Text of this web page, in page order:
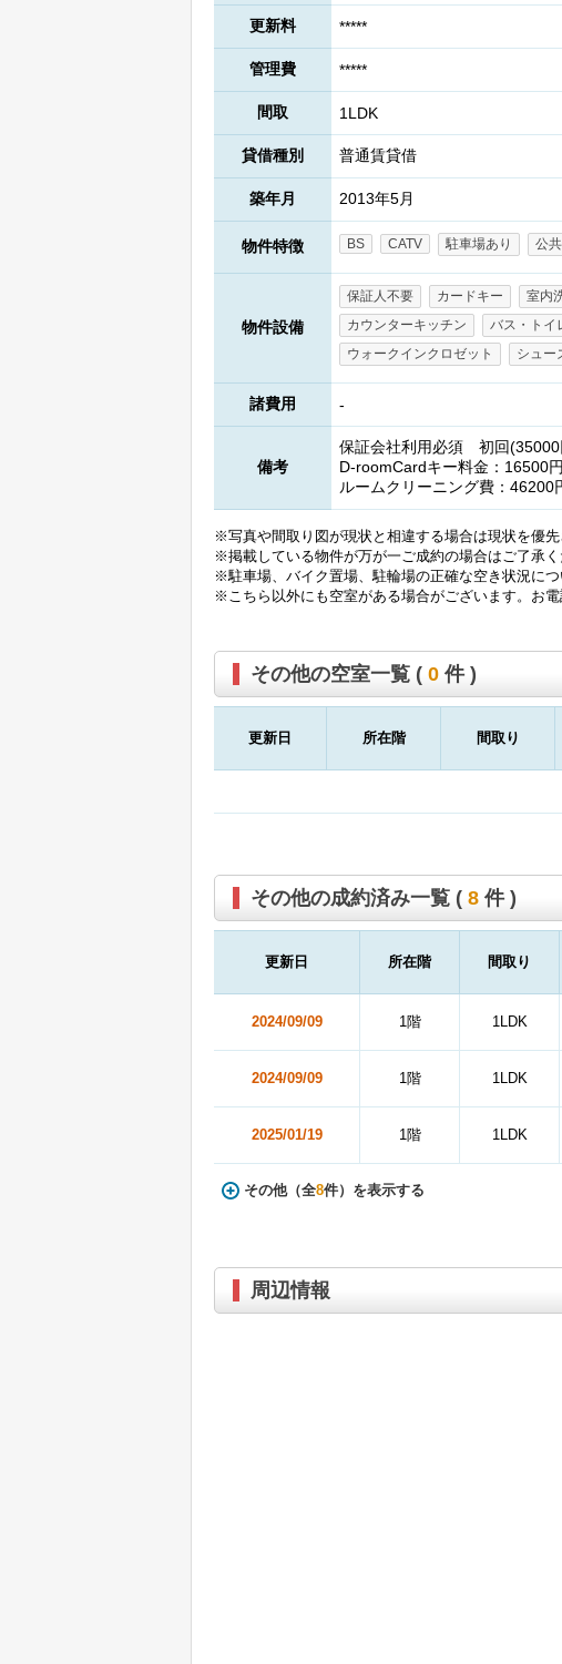
更新料 *****
管理費 *****
間取 1LDK
貸借種別 普通賃貸借
築年月 2013年5月
物件特徴 BS CATV 駐車場あり 公
物件設備
保証人不要 カードキー 室内
カウンターキッチン
バス・トイ
ウォークインクロゼット
シュー
諸費用 -
備考
保証会社利用必須 初回(35000
D-roomCardキー料金：16500円
ルームクリーニング費：46200
※写真や間取り図が現状と相違する場合は現状を優先
※掲載している物件が万が一ご成約の場合はご了承く
※駐車場、バイク置場、駐輪場の正確な空き状況に
※こちら以外にも空室がある場合がございます。お
その他の空室一覧 ( 0 件 )
更新日 所在階 間取り
その他の成約済み一覧 ( 8 件 )
更新日 所在階 間取り
2024/09/09 1階 1LDK
2024/09/09 1階 1LDK
2025/01/19 1階 1LDK
その他（全8件）を表示する
周辺情報